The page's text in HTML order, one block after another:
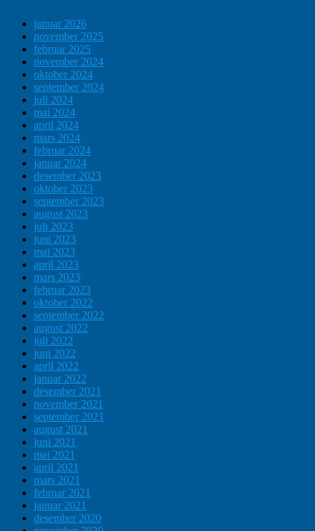
januar 2026
november 2025
februar 2025
november 2024
oktober 2024
september 2024
juli 2024
mai 2024
april 2024
mars 2024
februar 2024
januar 2024
desember 2023
oktober 2023
september 2023
august 2023
juli 2023
juni 2023
mai 2023
april 2023
mars 2023
februar 2023
oktober 2022
september 2022
august 2022
juli 2022
juni 2022
april 2022
januar 2022
desember 2021
november 2021
september 2021
august 2021
juni 2021
mai 2021
april 2021
mars 2021
februar 2021
januar 2021
desember 2020